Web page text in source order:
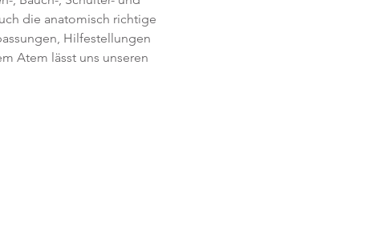
die anatomisch richtige
Hilfestellungen
Atem lässt uns unseren